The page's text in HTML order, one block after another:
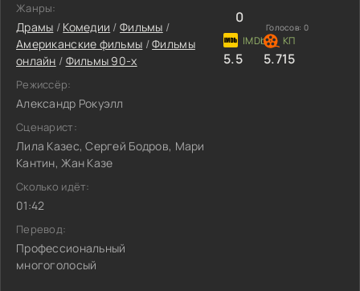
Жанры:
Драмы / Комедии /Фильмы /
Американские фильмы /Фильмы
онлайн / Фильмы 90-х
Режиссёр:
Александр Рокуэлл
Сценарист:
Лила Казес, Сергей Бодров, Мари
Кантин, Жан Казе
Сколько идёт:
01:42
Перевод:
Профессиональный
многоголосый
0
Голосов: 0
5.5 5.715